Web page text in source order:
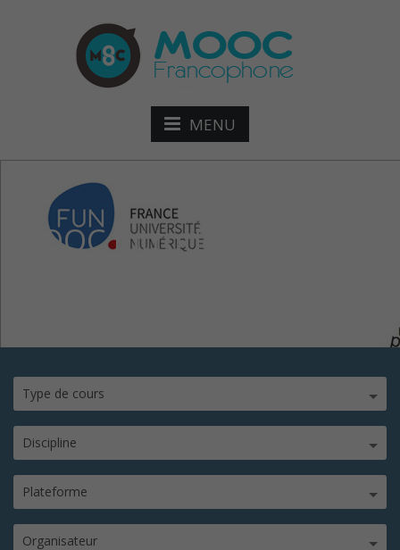
MENU
MOOC Introduction aux
Type de cours
Discipline
Plateforme
Organisateur